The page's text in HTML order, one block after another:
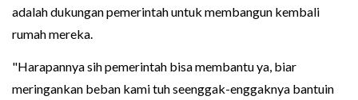
adalah dukungan pemerintah untuk membangun kembali
rumah mereka.
"Harapannya sih pemerintah bisa membantu ya, biar
meringankan beban kami tuh seenggak-enggaknya bantuin